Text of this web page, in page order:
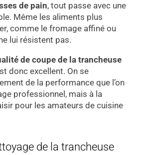
de pain, tout passe avec une
Même les aliments plus
comme le fromage affiné ou
lui résistent pas.
de coupe de la trancheuse
donc excellent. On se
de la performance que l’on
professionnel, mais à la
pour les amateurs de cuisine
de la trancheuse